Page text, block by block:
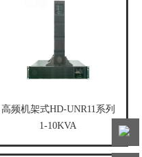
高频机架式HD-UNR11系列
1-10KVA